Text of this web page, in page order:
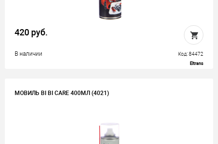
420 руб.
В наличии Код: 84472
Eltrans
МОВИЛЬ BI BI CARE 400МЛ (4021)